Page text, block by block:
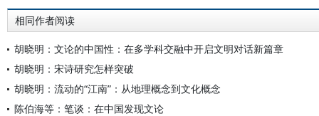
相同作者阅读
胡晓明：文论的中国性：在多学科交融中开启文明对话新篇章
胡晓明：宋诗研究怎样突破
胡晓明：流动的“江南”：从地理概念到文化概念
陈伯海等：笔谈：在中国发现文论